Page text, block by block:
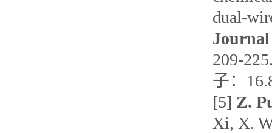
dual-
Journal
209-
子：
[5] Z.
Xi, X.